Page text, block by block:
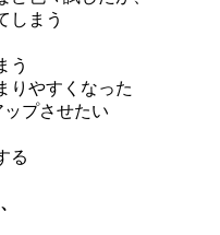
しまう
う
りやすくなった
プさせたい
る